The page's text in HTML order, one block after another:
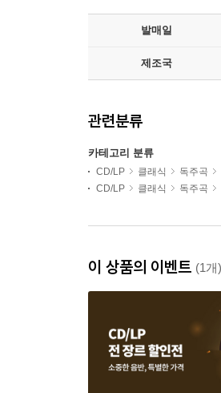
발매일
제조국
관련분류
카테고리 분류
CD/LP 클래식 독주곡
CD/LP
클래식 독주곡
이 상품의 이벤트 (1개)